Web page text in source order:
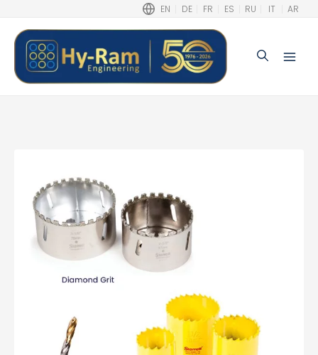
EN DE FR ES RU IT AR
Buscar